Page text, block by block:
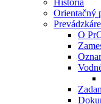
História
Orientačný
O